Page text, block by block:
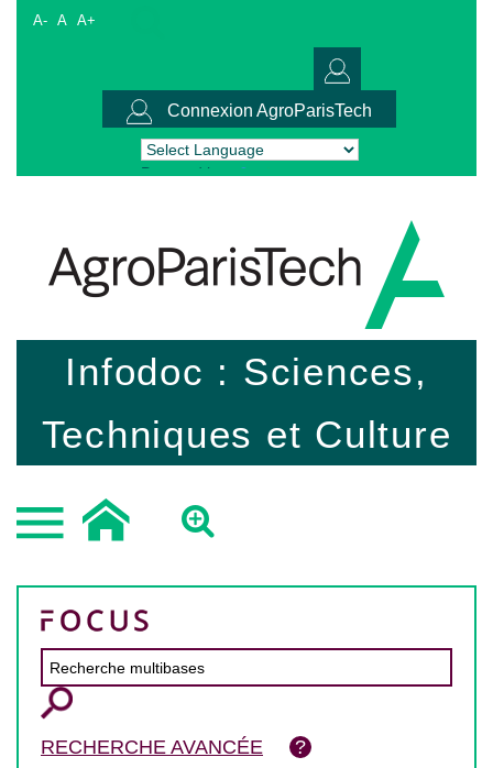
A- A A+
Connexion AgroParisTech
Powered by Translate
Infodoc : Sciences,
Techniques et Culture
RECHERCHE AVANCÉE